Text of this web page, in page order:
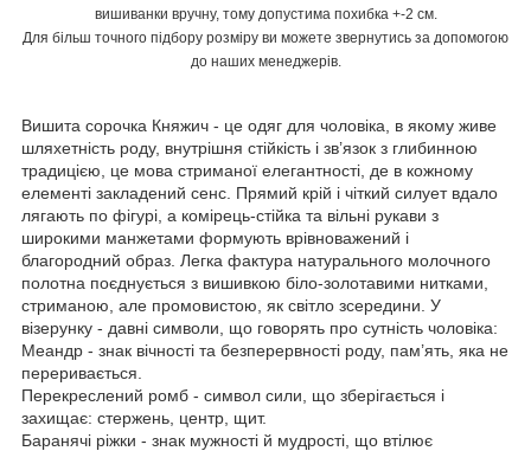
вишиванки вручну, тому допустима похибка +-2 см.
Для більш точного підбору розміру ви можете звернутись за допомогою
до наших менеджерів.
Вишита сорочка Княжич - це одяг для чоловіка, в якому живе
шляхетність роду, внутрішня стійкість і зв’язок з глибинною
традицією, це мова стриманої елегантності, де в кожному
елементі закладений сенс. Прямий крій і чіткий силует вдало
лягають по фігурі, а комірець-стійка та вільні рукави з
широкими манжетами формують врівноважений і
благородний образ. Легка фактура натурального молочного
полотна поєднується з вишивкою біло-золотавими нитками,
стриманою, але промовистою, як світло зсередини. У
візерунку - давні символи, що говорять про сутність чоловіка:
Меандр - знак вічності та безперервності роду, пам’ять, яка не
переривається.
Перекреслений ромб - символ сили, що зберігається і
захищає: стержень, центр, щит.
Баранячі ріжки - знак мужності й мудрості, що втілює